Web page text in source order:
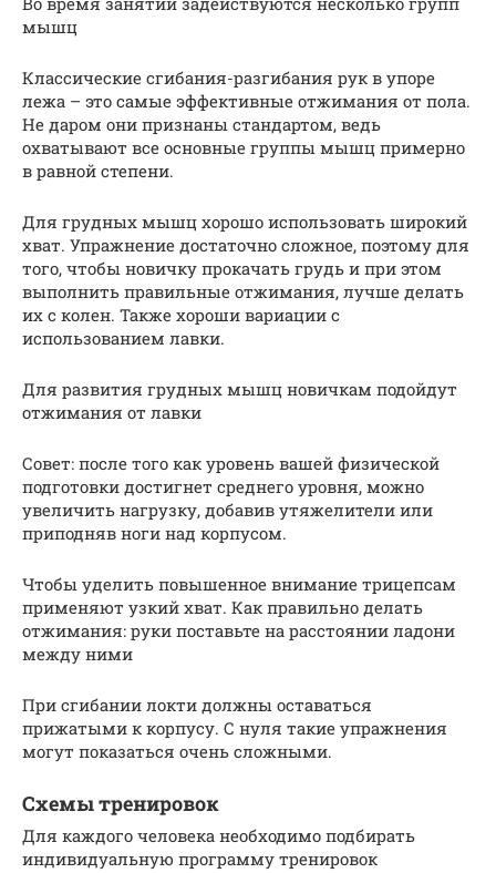
мышц
Классические сгибания-разгибания рук в упоре
лежа – это самые эффективные отжимания от пола.
Не даром они признаны стандартом, ведь
охватывают все основные группы мышц примерно
в равной степени.
Для грудных мышц хорошо использовать широкий
хват. Упражнение достаточно сложное, поэтому для
того, чтобы новичку прокачать грудь и при этом
выполнить правильные отжимания, лучше делать
их с колен. Также хороши вариации с
использованием лавки.
Для развития грудных мышц новичкам подойдут
отжимания от лавки
Совет: после того как уровень вашей физической
подготовки достигнет среднего уровня, можно
увеличить нагрузку, добавив утяжелители или
приподняв ноги над корпусом.
Чтобы уделить повышенное внимание трицепсам
применяют узкий хват. Как правильно делать
отжимания: руки поставьте на расстоянии ладони
между ними
При сгибании локти должны оставаться
прижатыми к корпусу. С нуля такие упражнения
могут показаться очень сложными.
Схемы тренировок
Для каждого человека необходимо подбирать
индивидуальную программу тренировок